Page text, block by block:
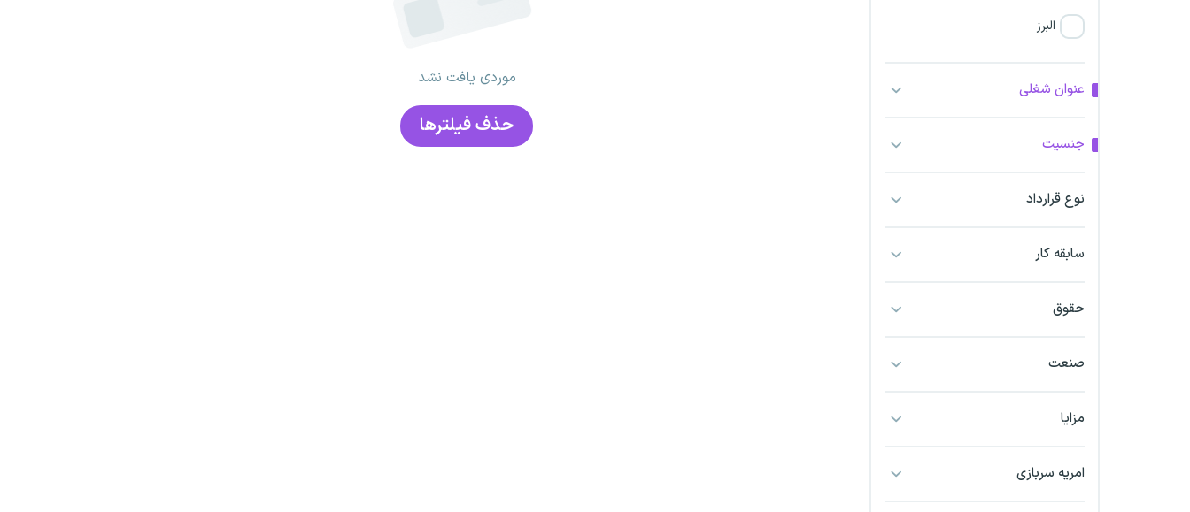
البرز
اراک
اردبیل
بندرعباس
عنوان شغلی
جنسیت
نوع قرارداد
سابقه کار
حقوق
صنعت
مزایا
امریه سربازی
موردی یافت نشد
حذف فیلتر‌ها